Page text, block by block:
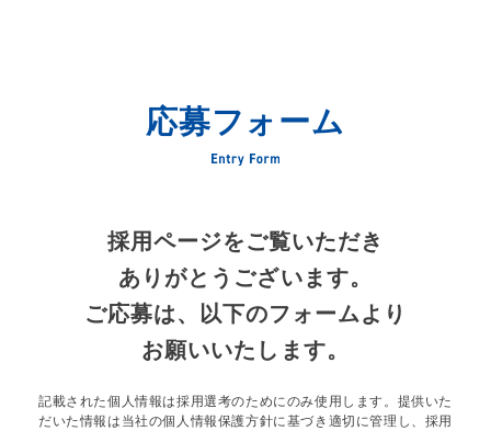
応募フォーム
採用ページをご覧いただき
ありがとうございます。
ご応募は、以下のフォームより
お願いいたします。
記載された個人情報は採用選考のためにのみ使用します。提供いた
だいた情報は 当社の個人情報保護方針に基づき適切に管理し、採用